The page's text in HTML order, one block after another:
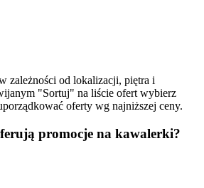
zależności od lokalizacji, piętra i
"Sortuj" na liście ofert wybierz
oferty wg najniższej ceny.
promocje na kawalerki?